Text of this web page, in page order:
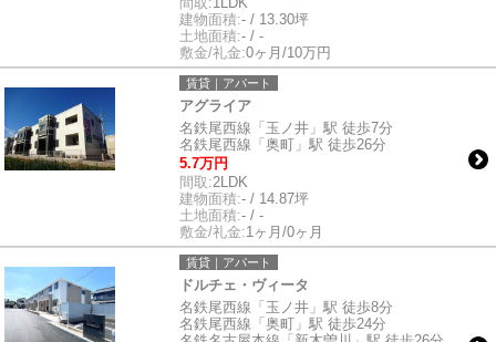
建物面積:- / 13.30坪
土地面積:- / -
敷金/礼金:0ヶ月/10万円
賃貸｜アパート
アグライア
名鉄尾西線「玉ノ井」駅 徒歩7分
名鉄尾西線「奥町」駅 徒歩26分
5.7万円
間取:2LDK
建物面積:- / 14.87坪
土地面積:- / -
敷金/礼金:1ヶ月/0ヶ月
賃貸｜アパート
ドルチェ・ヴィータ
名鉄尾西線「玉ノ井」駅 徒歩8分
名鉄尾西線「奥町」駅 徒歩24分